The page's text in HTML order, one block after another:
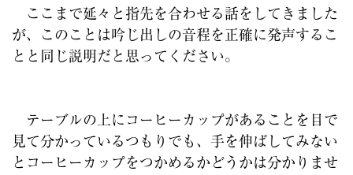
ここまで延々と指先を合わせる話をしてきました
が、このことは吟じ出しの音程を正確に発声するこ
とと同じ説明だと思ってください。
テーブルの上にコーヒーカップがあることを目で
見て分かっているつもりでも、手を伸ばしてみない
とコーヒーカップをつかめるかどうかは分かりませ